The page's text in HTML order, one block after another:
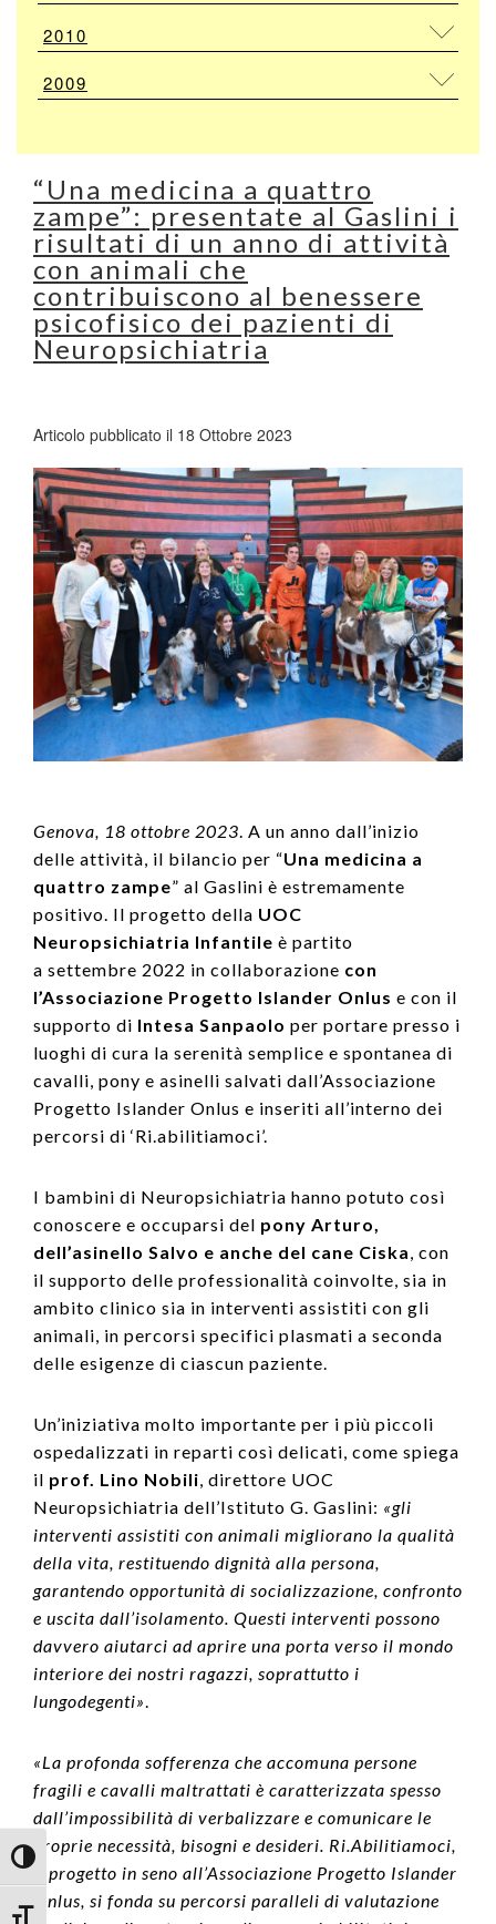
Attiva/disattiva alto contrasto
2010
2009
“Una medicina a quattro
zampe”: presentate al Gaslini i
risultati di un anno di attività
con animali che
contribuiscono al benessere
psicofisico dei pazienti di
Neuropsichiatria
Articolo pubblicato il 18 Ottobre 2023
Genova, 18 ottobre 2023. A un anno dall’inizio
delle attività, il bilancio per “Una medicina a
quattro zampe” al Gaslini è estremamente
positivo. Il progetto della UOC
Neuropsichiatria Infantile è partito
a settembre 2022 in collaborazione con
l’Associazione Progetto Islander Onlus e con il
supporto di Intesa Sanpaolo per portare presso i
luoghi di cura la serenità semplice e spontanea di
cavalli, pony e asinelli salvati dall’Associazione
Progetto Islander Onlus e inseriti all’interno dei
percorsi di ‘Ri.abilitiamoci’.
I bambini di Neuropsichiatria hanno potuto così
conoscere e occuparsi del pony Arturo,
dell’asinello Salvo e anche del cane Ciska, con
il supporto delle professionalità coinvolte, sia in
ambito clinico sia in interventi assistiti con gli
animali, in percorsi specifici plasmati a seconda
delle esigenze di ciascun paziente.
Un’iniziativa molto importante per i più piccoli
ospedalizzati in reparti così delicati, come spiega
il prof. Lino Nobili, direttore UOC
Neuropsichiatria dell’Istituto G. Gaslini: «gli
interventi assistiti con animali migliorano la qualità
della vita, restituendo dignità alla persona,
garantendo opportunità di socializzazione, confronto
e uscita dall’isolamento. Questi interventi possono
davvero aiutarci ad aprire una porta verso il mondo
interiore dei nostri ragazzi, soprattutto i
lungodegenti».
«La profonda sofferenza che accomuna persone
fragili e cavalli maltrattati è caratterizzata spesso
dall’impossibilità di verbalizzare e comunicare le
proprie necessità, bisogni e desideri. Ri.Abilitiamoci,
il progetto in seno all’Associazione Progetto Islander
Onlus, si fonda su percorsi paralleli di valutazione